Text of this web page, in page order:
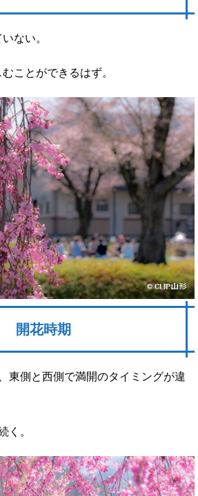
ない。
ことができるはず。
開花時期
東側と西側で満開のタイミングが違
く。